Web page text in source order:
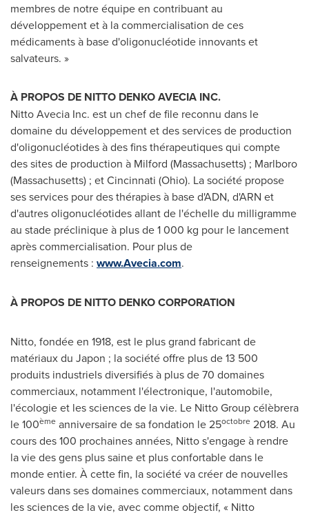
membres de notre équipe en contribuant au
développement et à la commercialisation de ces
médicaments à base d'oligonucléotide innovants et
salvateurs. »
À PROPOS DE NITTO DENKO AVECIA INC.
Nitto Avecia Inc. est un chef de file reconnu dans le
domaine du développement et des services de production
d'oligonucléotides à des fins thérapeutiques qui compte
des sites de production à Milford (Massachusetts) ; Marlboro
(Massachusetts) ; etCincinnati (Ohio). La société propose
ses services pour des thérapies à base d'ADN, d'ARN et
d'autres oligonucléotides allant de l'échelle du milligramme
au stade préclinique à plus de 1 000 kg pour le lancement
après commercialisation. Pour plus de
renseignements : www.Avecia.com.
À PROPOS DE NITTO DENKO CORPORATION
Nitto, fondée en 1918, est le plus grand fabricant de
matériaux du Japon ; la société offre plus de 13 500
produits industriels diversifiés à plus de 70 domaines
commerciaux, notamment l'électronique, l'automobile,
l'écologie et les sciences de la vie. Le Nitto Group célèbrera
le 100ème anniversaire de sa fondation le 25octobre 2018. Au
cours des 100 prochaines années, Nitto s'engage à rendre
la vie des gens plus saine et plus confortable dans le
monde entier. À cette fin, la société va créer de nouvelles
valeurs dans ses domaines commerciaux, notamment dans
les sciences de la vie, avec comme objectif, « Nitto